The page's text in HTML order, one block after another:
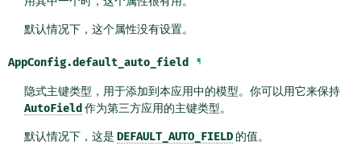
默认情况下，这个属性没有设置。
AppConfig.default_auto_field ¶
隐式主键类型，用于添加到本应用中的模型。你可以用它来保持
AutoField 作为第三方应用的主键类型。
默认情况下，这是 DEFAULT_AUTO_FIELD的值。